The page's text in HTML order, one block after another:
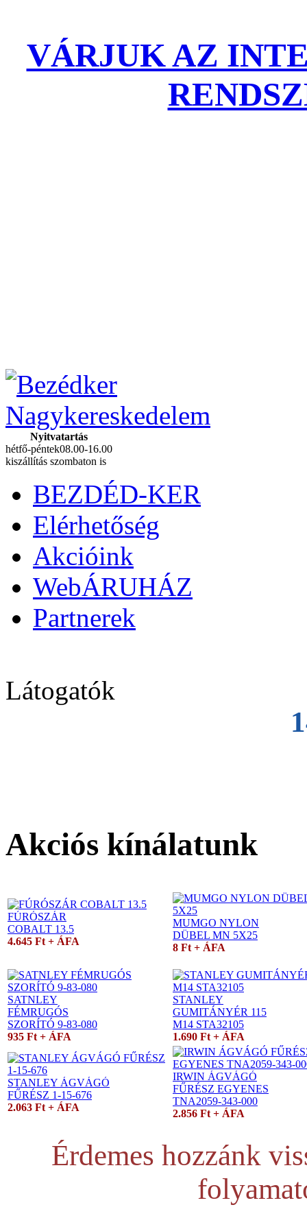
VÁRJUK AZ
Nyitvatartás
hétfő-péntek08.00-16.00
kiszállítás szombaton is
BEZDÉD-KER
Elérhetőség
Akcióink
WebÁRUHÁZ
Partnerek
Látogatók
Akciós kínálatunk
FÚRÓSZÁR
COBALT 13.5
4.645 Ft + ÁFA
MUMGO NYLON
DÜBEL MN 5X25
8 Ft + ÁFA
SATNLEY
FÉMRUGÓS
SZORÍTÓ 9-83-080
935 Ft + ÁFA
STANLEY
GUMITÁNYÉR 115
M14 STA32105
1.690 Ft + ÁFA
STANLEY ÁGVÁGÓ
FŰRÉSZ 1-15-676
2.063 Ft + ÁFA
IRWIN ÁGVÁGÓ
FŰRÉSZ EGYENES
TNA2059-343-000
2.856 Ft + ÁFA
Érdemes hozzánk